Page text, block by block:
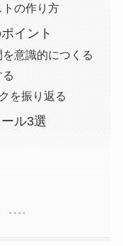
トの作り方
イント
意識的につくる
を振り返る
ル3選